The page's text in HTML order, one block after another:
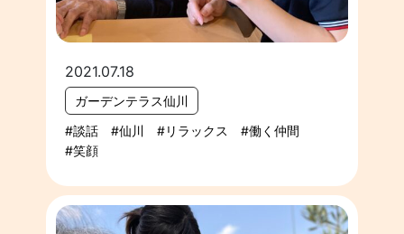
2021.07.18
ガーデンテラス仙川
談話
仙川 リラックス
働く仲間
笑顔